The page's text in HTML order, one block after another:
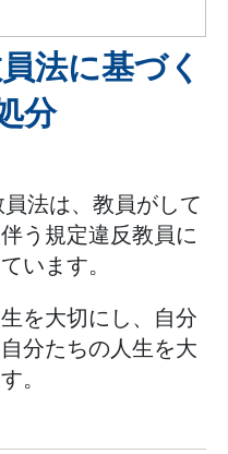
法に基づく
分
法は、教員がして
う規定違反教員に
います。
を大切にし、自分
分たちの人生を大
。